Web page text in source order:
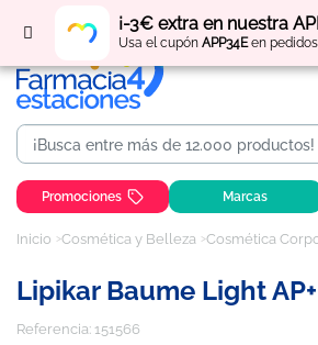
¡-3€ extra en nuestra
Usa el cupón APP34Een
Regístratey obtén puntos
Promociones Marcas
Inicio Cosmética y Belleza Cosmética
Lipikar Baume Light
Referencia: 151566